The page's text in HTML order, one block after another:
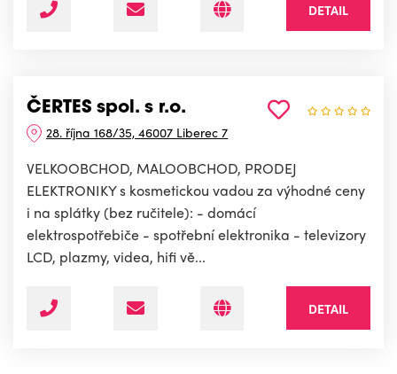
DETAIL
ČERTES spol. s r.o.
28. října 168/35, 46007 Liberec 7
VELKOOBCHOD, MALOOBCHOD, PRODEJ
ELEKTRONIKY s kosmetickou vadou za výhodné ceny
i na splátky (bez ručitele): - domácí
elektrospotřebiče - spotřební elektronika - televizory
LCD, plazmy, videa, hifi vě...
DETAIL